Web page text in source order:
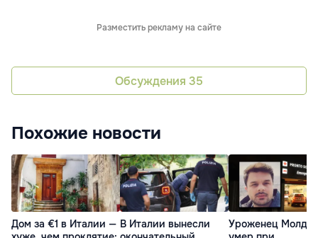
Разместить рекламу на сайте
Обсуждения 35
Похожие новости
Дом за €1 в Италии — В Италии вынесли
Уроженец